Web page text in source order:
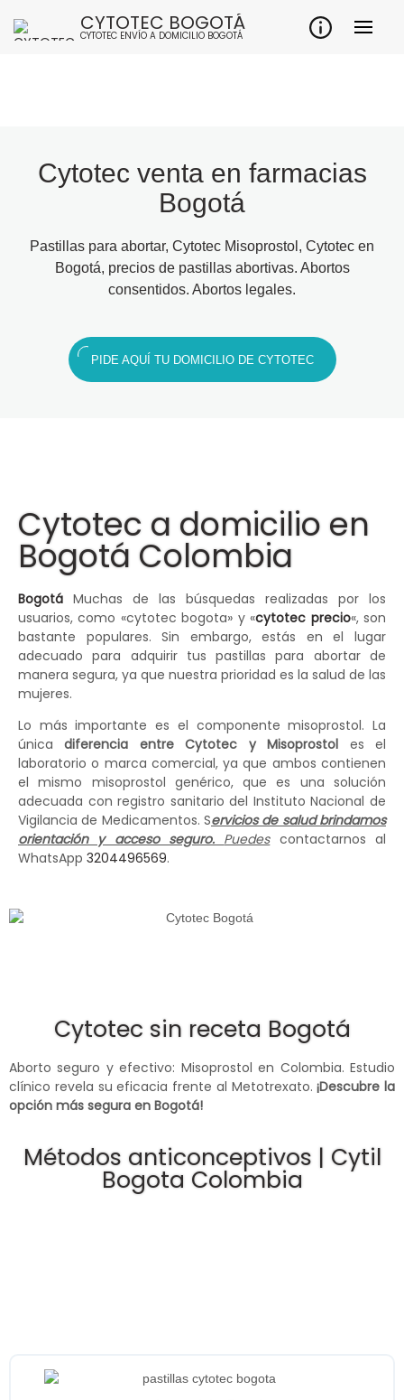
CYTOTEC BOGOTÁ
CYTOTEC ENVÍO A DOMICILIO BOGOTÁ
Cytotec venta en farmacias
Bogotá
Pastillas para abortar, Cytotec Misoprostol, Cytotec en
Bogotá, precios de pastillas abortivas. Abortos
consentidos. Abortos legales.
PIDE AQUÍ TU DOMICILIO DE CYTOTEC
Cytotec a domicilio en
Bogotá Colombia
Bogotá Muchas de las búsquedas realizadas por los
usuarios, como «cytotec bogota» y «cytotec precio«, son
bastante populares. Sin embargo, estás en el lugar
adecuado para adquirir tus pastillas para abortar de
manera segura, ya que nuestra prioridad es la salud de las
mujeres.
Lo más importante es el componente misoprostol. La
únicadiferencia entre Cytotec y Misoprostol es el
laboratorio o marca comercial, ya que ambos contienen
el mismo misoprostol genérico, que es una solución
adecuada con registro sanitario del Instituto Nacional de
Vigilancia de Medicamentos. Servicios de salud brindamos
orientación y acceso seguro. Puedescontactarnos al
WhatsApp 3204496569.
Cytotec sin receta Bogotá
Aborto seguro y efectivo: Misoprostol en Colombia. Estudio
clínico revela su eficacia frente al Metotrexato.¡Descubre la
opción más segura en Bogotá!
Métodos anticonceptivos | Cytil
Bogota Colombia